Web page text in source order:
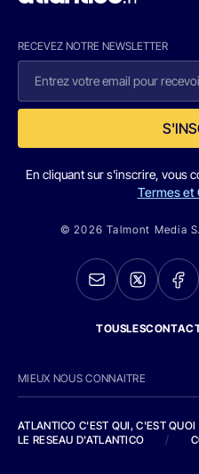
RECEVEZ NOTRE NEWSLETTER
En cliquant sur s'inscrire, vous
Termes et
© 2026 Talmont Media
MIEUX NOUS CONNAITRE
ATLANTICO C'EST QUI, C'EST QUOI
LE RESEAU D'ATLANTICO
/